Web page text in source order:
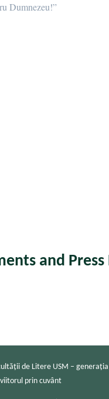
Dumnezeu!”
and Press
de Litere USM –
prin cuvânt